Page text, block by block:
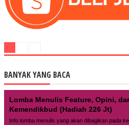
BANYAK YANG BACA
Lomba Menulis Feature, Opini,
Kemendikbud (Hadiah 226 Jt)
Info lomba menulis yang akan dibagikan pada